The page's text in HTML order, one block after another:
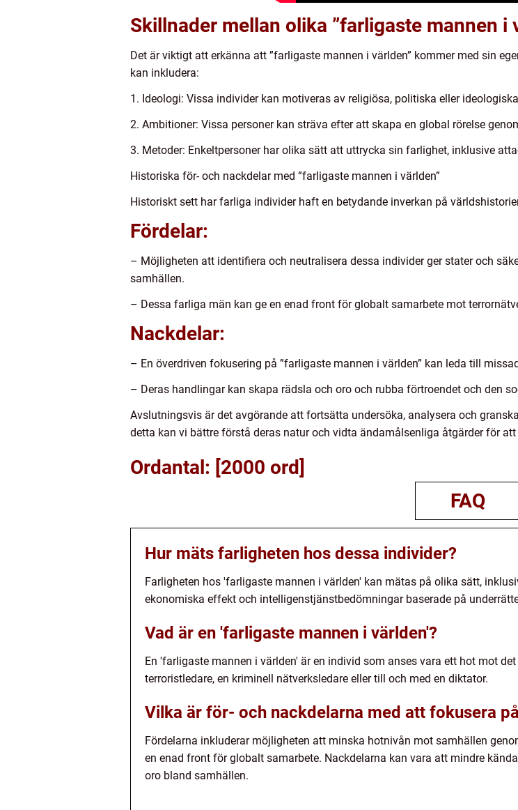
Skillnader mellan olika ”farligaste mannen i
Det är viktigt att erkänna att ”farligaste mannen i världen” kommer med sin
kan inkludera:
1. Ideologi: Vissa individer kan motiveras av religiösa, politiska eller
2. Ambitioner: Vissa personer kan sträva efter att skapa en global rörelse
3. Metoder: Enkeltpersoner har olika sätt att uttrycka sin farlighet, inklusive
Historiska för- och nackdelar med ”farligaste mannen i världen”
Historiskt sett har farliga individer haft en betydande inverkan på
Fördelar:
– Möjligheten att identifiera och neutralisera dessa individer ger stater och
samhällen.
– Dessa farliga män kan ge en enad front för globalt samarbete mot
Nackdelar:
– En överdriven fokusering på ”farligaste mannen i världen” kan leda till
– Deras handlingar kan skapa rädsla och oro och rubba förtroendet och den
Avslutningsvis är det avgörande att fortsätta undersöka, analysera och
detta kan vi bättre förstå deras natur och vidta ändamålsenliga åtgärder för
Ordantal: [2000 ord]
FAQ
Hur mäts farligheten hos dessa individer?
Farligheten hos 'farligaste mannen i världen' kan mätas på olika sätt,
ekonomiska effekt och intelligenstjänstbedömningar baserade på
Vad är en 'farligaste mannen i världen'?
En 'farligaste mannen i världen' är en individ som anses vara ett hot mot
terroristledare, en kriminell nätverksledare eller till och med en diktator.
Vilka är för- och nackdelarna med att fokusera
Fördelarna inkluderar möjligheten att minska hotnivån mot samhällen
en enad front för globalt samarbete. Nackdelarna kan vara att mindre
oro bland samhällen.